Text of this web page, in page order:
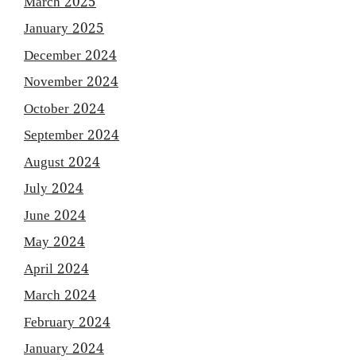
January 2025
December 2024
November 2024
October 2024
September 2024
August 2024
July 2024
June 2024
May 2024
April 2024
March 2024
February 2024
January 2024